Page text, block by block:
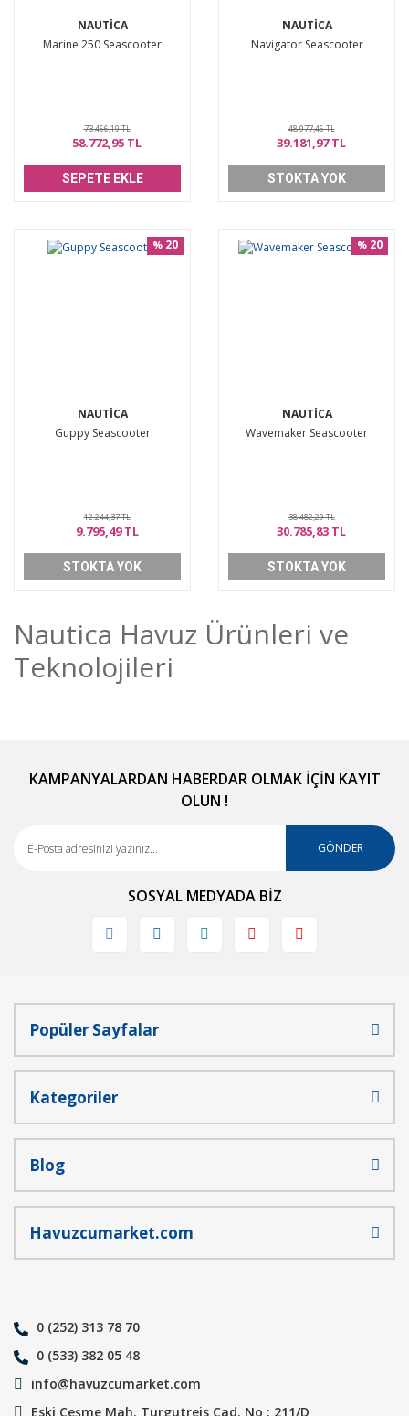
NAUTICA
Marine 250 Seascooter
73.466,19 TL
58.772,95 TL
SEPETE EKLE
NAUTICA
Navigator Seascooter
48.977,46 TL
39.181,97 TL
STOKTA YOK
NAUTICA
Guppy Seascooter
% 20
12.244,37 TL
9.795,49 TL
STOKTA YOK
NAUTICA
Wavemaker Seascooter
% 20
38.482,29 TL
30.785,83 TL
STOKTA YOK
Nautica Havuz Ürünleri ve
Teknolojileri
KAMPANYALARDAN HABERDAR OLMAK İÇİN KAYIT
OLUN !
GÖNDER
SOSYAL MEDYADA BİZ
Popüler Sayfalar
Kategoriler
Blog
Havuzcumarket.com
0 (252) 313 78 70
0 (533) 382 05 48
info@havuzcumarket.com
Eski Çeşme Mah. Turgutreis Cad. No : 211/D